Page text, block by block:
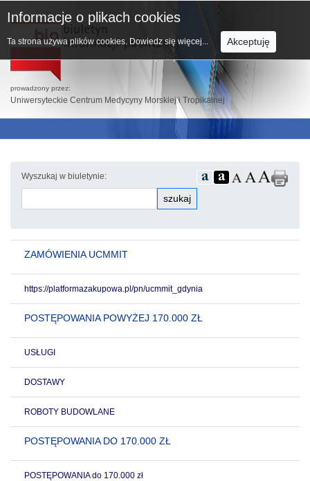
prowadzony przez:
Uniwersyteckie Centrum Medycyny Morskiej i Tropikalnej
Wyszukaj w biuletynie:
szukaj
ZAMÓWIENIA UCMMIT
https://platformazakupowa.pl/pn/ucmmit_gdynia
POSTĘPOWANIA POWYŻEJ 170.000 ZŁ
USŁUGI
DOSTAWY
ROBOTY BUDOWLANE
POSTĘPOWANIA DO 170.000 ZŁ
POSTĘPOWANIA do 170.000 zł
Informacje o plikach cookies
Ta strona używa plików cookies. Dowiedz się więcej... Akceptuję